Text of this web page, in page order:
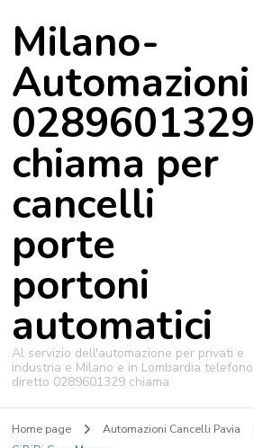
Milano-
Automazioni
0289601329
chiama per
cancelli
porte
portoni
automatici
Al servizio dell'automazione per privati e
industria e Milano e in Lombardia telefono
diretto 0289601329 chiama
Home page Automazioni Cancelli Pavia